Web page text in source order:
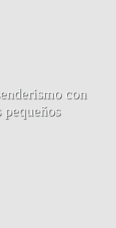
con